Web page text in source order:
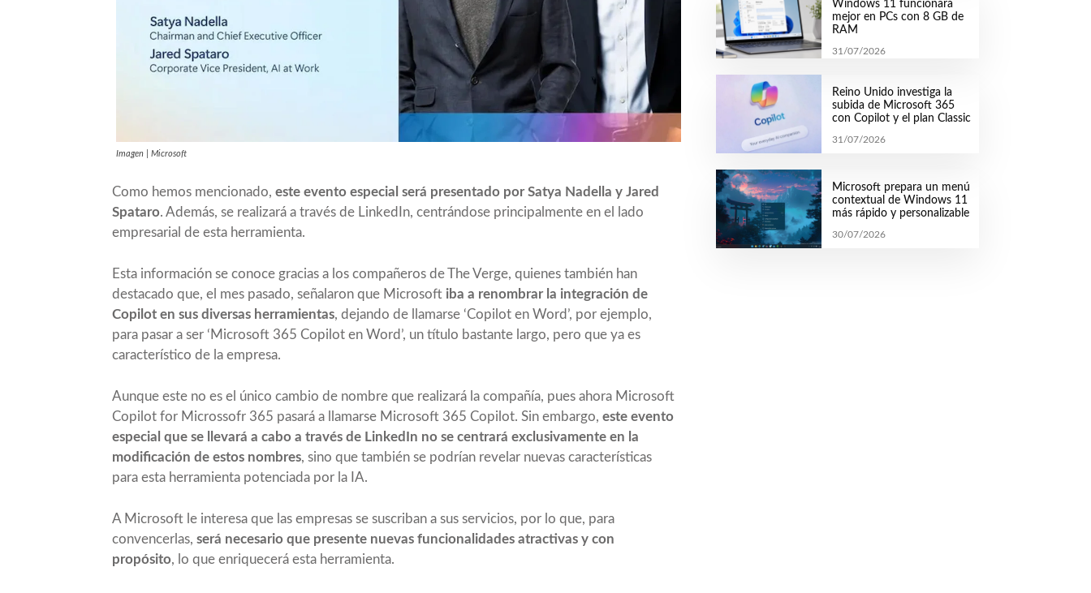
Imagen | Microsoft
Como hemos mencionado, este evento especial será presentado por Satya Nadella y Jared
Spataro. Además, se realizará a través de LinkedIn, centrándose principalmente en el lado
empresarial de esta herramienta.
Esta información se conoce gracias a los compañeros de The Verge, quienes también han
destacado que, el mes pasado, señalaron que Microsoft iba a renombrar la integración de
Copilot en sus diversas herramientas, dejando de llamarse ‘Copilot en Word’, por ejemplo,
para pasar a ser ‘Microsoft 365 Copilot en Word’, un título bastante largo, pero que ya es
característico de la empresa.
Aunque este no es el único cambio de nombre que realizará la compañía, pues ahora Microsoft
Copilot for Microssofr 365 pasará a llamarse Microsoft 365 Copilot. Sin embargo, este evento
especial que se llevará a cabo a través de LinkedIn no se centrará exclusivamente en la
modificación de estos nombres, sino que también se podrían revelar nuevas características
para esta herramienta potenciada por la IA.
A Microsoft le interesa que las empresas se suscriban a sus servicios, por lo que, para
convencerlas, será necesario que presente nuevas funcionalidades atractivas y con
propósito, lo que enriquecerá esta herramienta.
Windows 11 funcionará
mejor en PCs con 8 GB de
RAM
31/07/2026
Reino Unido investiga la
subida de Microsoft 365
con Copilot y el plan Classic
31/07/2026
Microsoft prepara un menú
contextual de Windows 11
más rápido y personalizable
30/07/2026